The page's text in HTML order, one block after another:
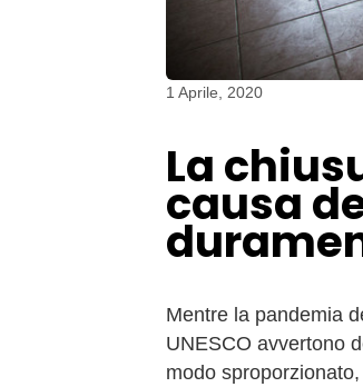
1 Aprile, 2020
La
causa
Mentre la pandemia
UNESCO avvertono
modo